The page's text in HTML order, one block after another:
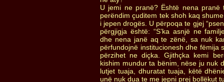
U jemi ne pranë? Është nena pranë
perëndim çuditem tek shoh kaq
i jepen drogës. U përpoqa te gjej
përgjigja është: “S’ka asnjë ne
dhe nena janë aq te zënë, sa nuk
përfundojnë institucionesh dhe fëmija
përzihet ne diçka. Gjithçka kemi
kishim mundur ta bënim, nëse ju nuk
lutjet tuaja, dhuratat tuaja, këtë
unë nuk dua te me jepni prej bollëkut